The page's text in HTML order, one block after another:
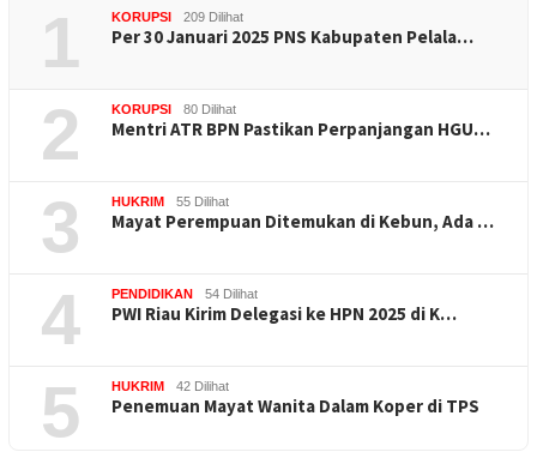
1 KORUPSI 209 Dilihat
Per 30 Januari 2025 PNS Kabupaten Pelala…
2 KORUPSI 80 Dilihat
Mentri ATR BPN Pastikan Perpanjangan HGU…
3 HUKRIM 55 Dilihat
Mayat Perempuan Ditemukan di Kebun, Ada …
4 PENDIDIKAN 54 Dilihat
PWI Riau Kirim Delegasi ke HPN 2025 di K…
5 HUKRIM 42 Dilihat
Penemuan Mayat Wanita Dalam Koper di TPS